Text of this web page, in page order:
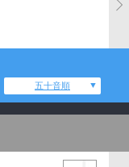
五十音順